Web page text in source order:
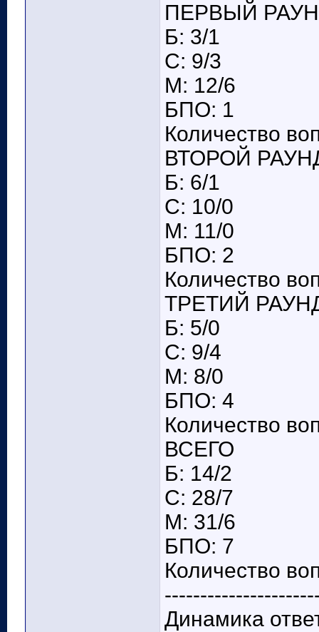
ПЕРВЫЙ
Б: 3/1
С: 9/3
М: 12/6
БПО: 1
Количество
ВТОРОЙ
Б: 6/1
С: 10/0
М: 11/0
БПО: 2
Количество
ТРЕТИЙ
Б: 5/0
С: 9/4
М: 8/0
БПО: 4
Количество
ВСЕГО
Б: 14/2
С: 28/7
М: 31/6
БПО: 7
Количество
Динамика